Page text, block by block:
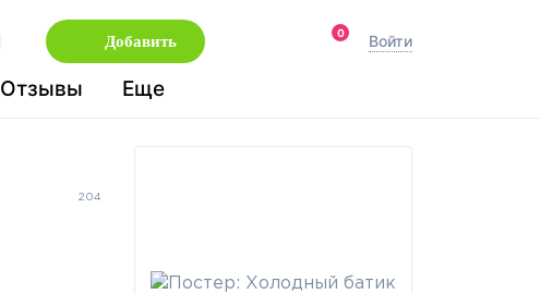
Добавить 0 Войти
Отзывы Еще
204